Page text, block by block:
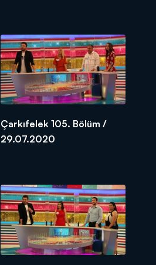
Çarkıfelek 105. Bölüm /
29.07.2020